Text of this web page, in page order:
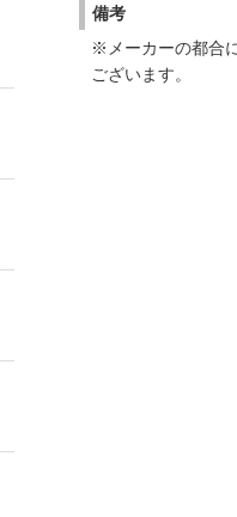
備考
※メーカーの都合
ございます。